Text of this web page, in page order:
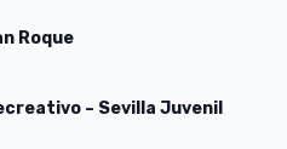
Roque
– Sevilla Juvenil